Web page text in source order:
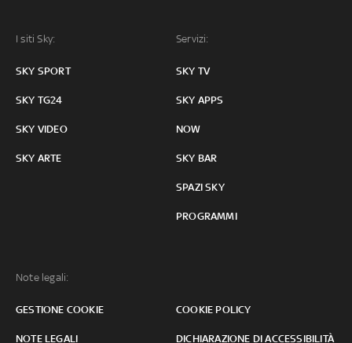
I siti Sky:
SKY SPORT
SKY TG24
SKY VIDEO
SKY ARTE
Servizi:
SKY TV
SKY APPS
NOW
SKY BAR
SPAZI SKY
PROGRAMMI
Note legali:
GESTIONE COOKIE COOKIE POLICY
NOTE LEGALI DICHIARAZIONE DI ACCESSIBILITÀ